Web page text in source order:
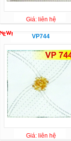
Giá: liên hệ
VP744
Giá: liên hệ